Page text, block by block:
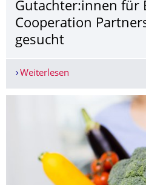
Gutachter:innen für
Cooperation
gesucht
Weiterlesen